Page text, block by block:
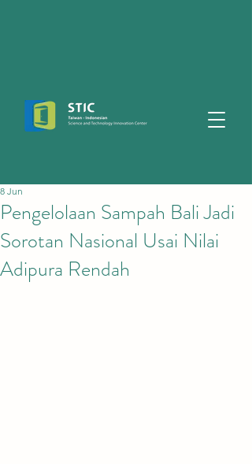
Pengelolaan Sampah Bali Jadi
Sorotan Nasional Usai Nilai
Adipura Rendah
8 Jun